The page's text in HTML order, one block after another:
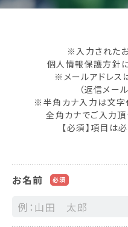
※入力された
個人情報保護方針
※メールアドレス
（返信メー
※半角カナ入力は文字
全角カナでご入力頂
【必須】項目は
お名前 必須